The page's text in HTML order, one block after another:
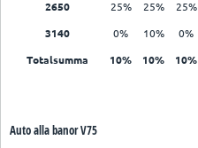
2650 25% 25% 25%
3140 0% 10% 0%
Totalsumma 10% 10% 10%
Auto alla banor V75